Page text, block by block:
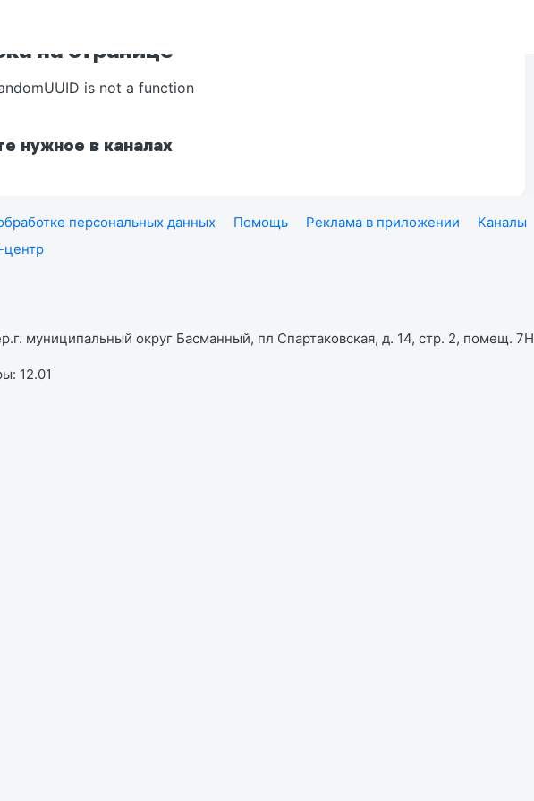
на странице
is not a function
нужное в каналах
персональных данных Помощь Реклама в приложении Каналы
центр
муниципальный округ Басманный, пл Спартаковская, д. 14, стр. 2, помещ. 7Н
12.01